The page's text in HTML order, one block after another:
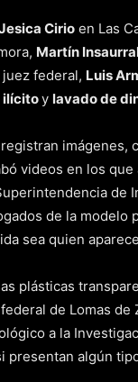
Cirio en Las
Martín
federal, Luis
ilícitoy lavado de
imágenes,
videos en los que
de
de la modelo
sea quien
plásticas
de Lomas de
a la
presentan algún